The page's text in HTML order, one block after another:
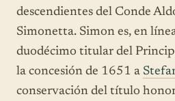
descendientes del Conde
Simonetta. Simon es, en
duodécimo titular del
la concesión de 1651 a
conservación del título